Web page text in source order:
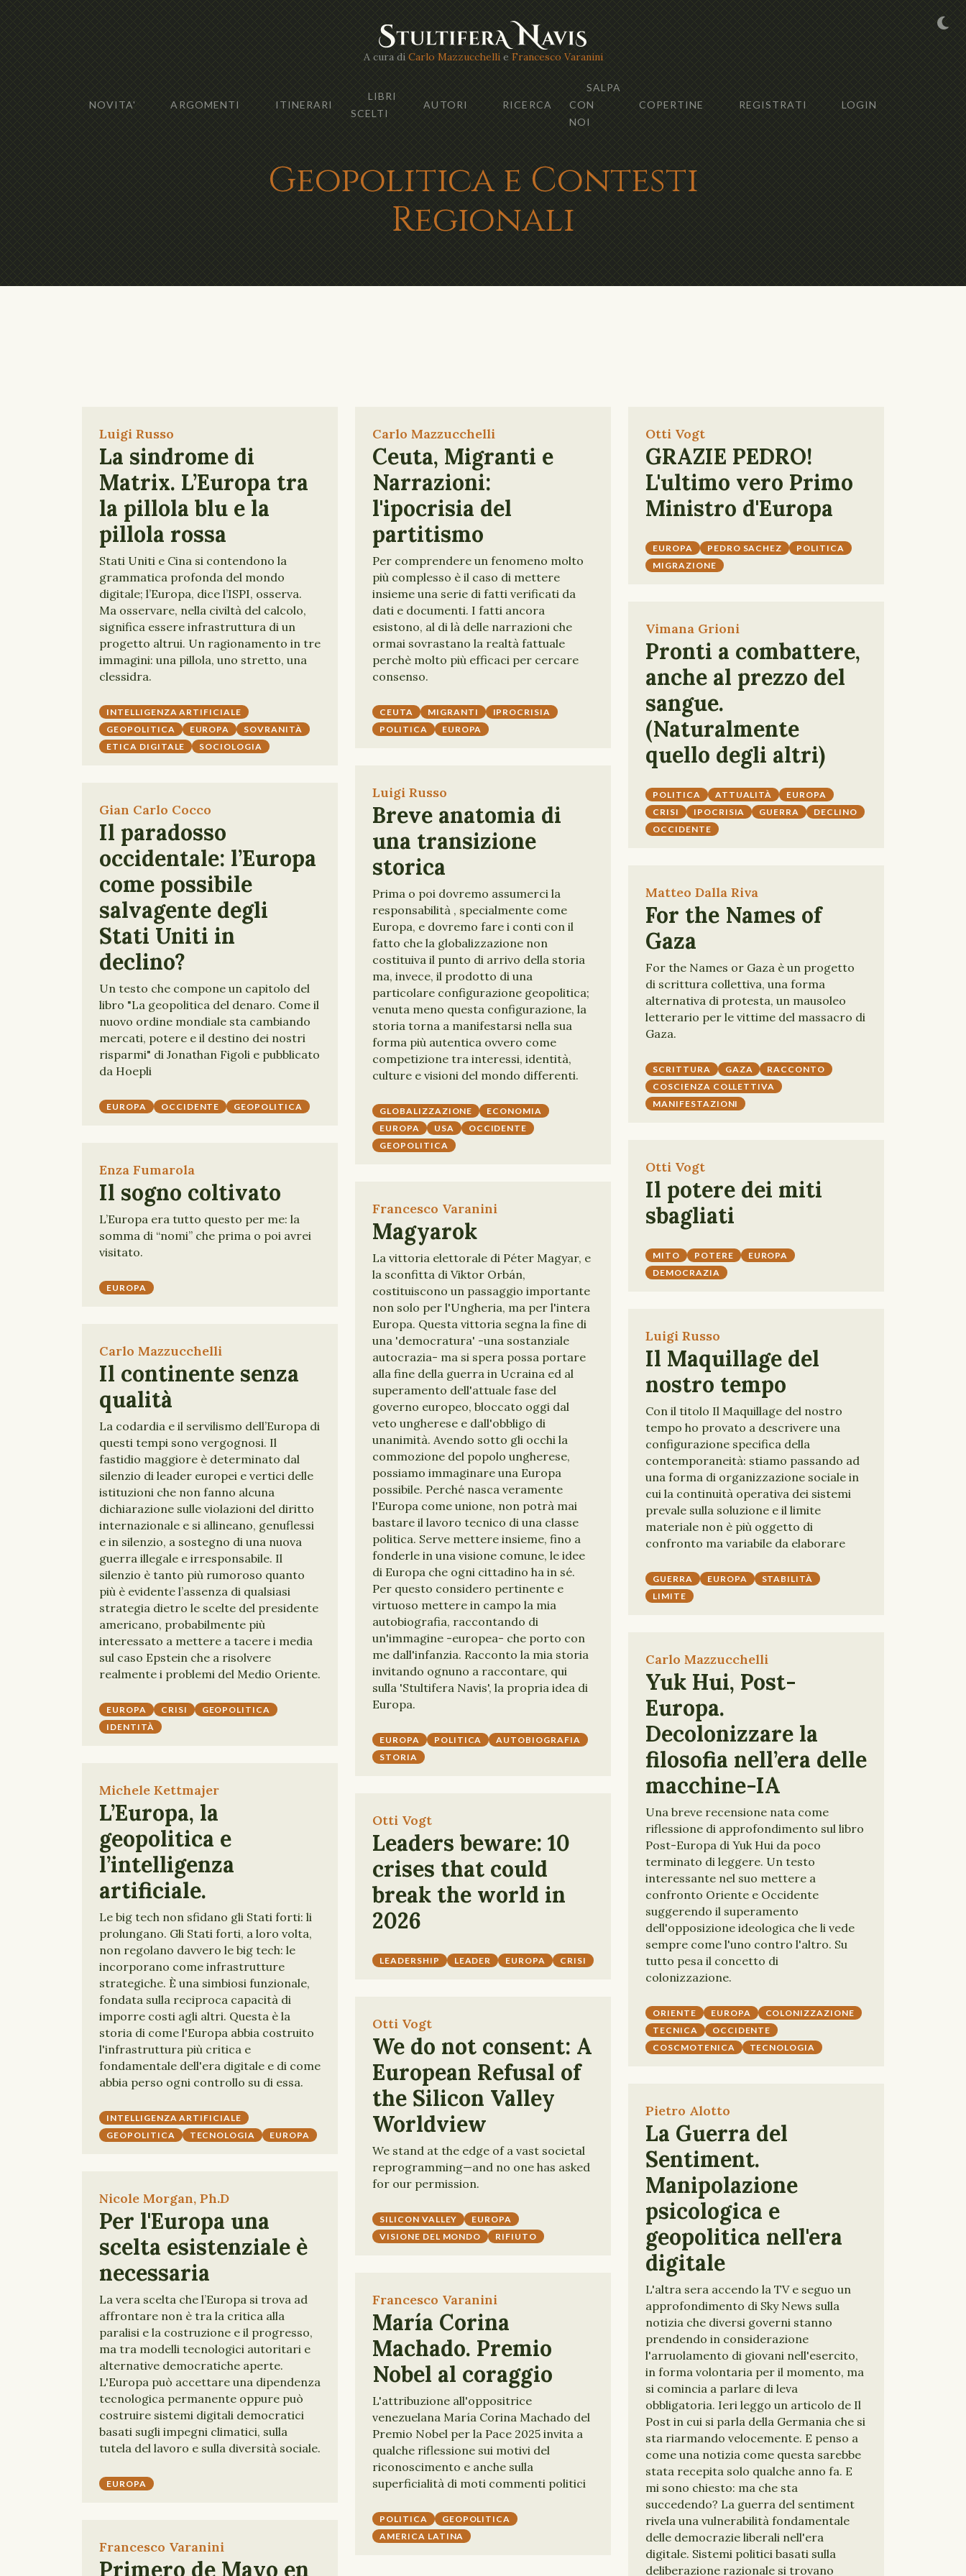
A cura di Carlo Mazzucchellie Francesco Varanini
NOVITA' ARGOMENTI ITINERARI
LIBRI
SCELTI
AUTORI RICERCA
SALPA
CON
NOI
COPERTINE REGISTRATI LOGIN
Geopolitica e Contesti
Regionali
Luigi Russo
La sindrome di
Matrix. L’Europa tra
la pillola blu e la
pillola rossa
Stati Uniti e Cina si contendono la
grammatica profonda del mondo
digitale; l’Europa, dice l’ISPI, osserva.
Ma osservare, nella civiltà del calcolo,
significa essere infrastruttura di un
progetto altrui. Un ragionamento in tre
immagini: una pillola, uno stretto, una
clessidra.
INTELLIGENZA ARTIFICIALE
GEOPOLITICA
EUROPA
SOVRANITÀ
ETICA DIGITALE
SOCIOLOGIA
Carlo Mazzucchelli
Ceuta, Migranti e
Narrazioni:
l'ipocrisia del
partitismo
Per comprendere un fenomeno molto
più complesso è il caso di mettere
insieme una serie di fatti verificati da
dati e documenti. I fatti ancora
esistono, al di là delle narrazioni che
ormai sovrastano la realtà fattuale
perchè molto più efficaci per cercare
consenso.
CEUTA MIGRANTI
IPROCRISIA
POLITICA
EUROPA
Otti Vogt
GRAZIE PEDRO!
L'ultimo vero Primo
Ministro d'Europa
EUROPA PEDRO SACHEZ
POLITICA
MIGRAZIONE
Vimana Grioni
Pronti a combattere,
anche al prezzo del
sangue.
(Naturalmente
quello degli altri)
POLITICA ATTUALITÀ
EUROPA
CRISI
IPOCRISIA GUERRA
DECLINO
OCCIDENTE
Luigi Russo
Breve anatomia di
una transizione
storica
Prima o poi dovremo assumerci la
responsabilità , specialmente come
Europa, e dovremo fare i conti con il
fatto che la globalizzazione non
costituiva il punto di arrivo della storia
ma, invece, il prodotto di una
particolare configurazione geopolitica;
venuta meno questa configurazione, la
storia torna a manifestarsi nella sua
forma più autentica ovvero come
competizione tra interessi, identità,
culture e visioni del mondo differenti.
GLOBALIZZAZIONE
ECONOMIA
EUROPA
USA
OCCIDENTE
GEOPOLITICA
Gian Carlo Cocco
Il paradosso
occidentale: l’Europa
come possibile
salvagente degli
Stati Uniti in
declino?
Un testo che compone un capitolo del
libro "La geopolitica del denaro. Come il
nuovo ordine mondiale sta cambiando
mercati, potere e il destino dei nostri
risparmi" di Jonathan Figoli e pubblicato
da Hoepli
EUROPA OCCIDENTE GEOPOLITICA
Matteo Dalla Riva
For the Names of
Gaza
For the Names or Gaza è un progetto
di scrittura collettiva, una forma
alternativa di protesta, un mausoleo
letterario per le vittime del massacro di
Gaza.
SCRITTURA GAZA
RACCONTO
COSCIENZA COLLETTIVA
MANIFESTAZIONI
Otti Vogt
Il potere dei miti
sbagliati
MITO POTERE
EUROPA
DEMOCRAZIA
Enza Fumarola
Il sogno coltivato
L’Europa era tutto questo per me: la
somma di “nomi” che prima o poi avrei
visitato.
EUROPA
Francesco Varanini
Magyarok
La vittoria elettorale di Péter Magyar, e
la sconfitta di Viktor Orbán,
costituiscono un passaggio importante
non solo per l'Ungheria, ma per l'intera
Europa. Questa vittoria segna la fine di
una 'democratura' -una sostanziale
autocrazia- ma si spera possa portare
alla fine della guerra in Ucraina ed al
superamento dell'attuale fase del
governo europeo, bloccato oggi dal
veto ungherese e dall'obbligo di
unanimità. Avendo sotto gli occhi la
commozione del popolo ungherese,
possiamo immaginare una Europa
possibile. Perché nasca veramente
l'Europa come unione, non potrà mai
bastare il lavoro tecnico di una classe
politica. Serve mettere insieme, fino a
fonderle in una visione comune, le idee
di Europa che ogni cittadino ha in sé.
Per questo considero pertinente e
virtuoso mettere in campo la mia
autobiografia, raccontando di
un'immagine -europea- che porto con
me dall'infanzia. Racconto la mia storia
invitando ognuno a raccontare, qui
sulla 'Stultifera Navis', la propria idea di
Europa.
EUROPA POLITICA
AUTOBIOGRAFIA
STORIA
Luigi Russo
Il Maquillage del
nostro tempo
Con il titolo Il Maquillage del nostro
tempo ho provato a descrivere una
configurazione specifica della
contemporaneità: stiamo passando ad
una forma di organizzazione sociale in
cui la continuità operativa dei sistemi
prevale sulla soluzione e il limite
materiale non è più oggetto di
confronto ma variabile da elaborare
GUERRA EUROPA
STABILITÀ
LIMITE
Carlo Mazzucchelli
Il continente senza
qualità
La codardia e il servilismo dell’Europa di
questi tempi sono vergognosi. Il
fastidio maggiore è determinato dal
silenzio di leader europei e vertici delle
istituzioni che non fanno alcuna
dichiarazione sulle violazioni del diritto
internazionale e si allineano, genuflessi
e in silenzio, a sostegno di una nuova
guerra illegale e irresponsabile. Il
silenzio è tanto più rumoroso quanto
più è evidente l’assenza di qualsiasi
strategia dietro le scelte del presidente
americano, probabilmente più
interessato a mettere a tacere i media
sul caso Epstein che a risolvere
realmente i problemi del Medio Oriente.
EUROPA CRISI
GEOPOLITICA
IDENTITÀ
Carlo Mazzucchelli
Yuk Hui, Post-
Europa.
Decolonizzare la
filosofia nell’era delle
macchine-IA
Una breve recensione nata come
riflessione di approfondimento sul libro
Post-Europa di Yuk Hui da poco
terminato di leggere. Un testo
interessante nel suo mettere a
confronto Oriente e Occidente
suggerendo il superamento
dell'opposizione ideologica che li vede
sempre come l'uno contro l'altro. Su
tutto pesa il concetto di
colonizzazione.
ORIENTE EUROPA
COLONIZZAZIONE
TECNICA
OCCIDENTE
COSCMOTENICA
TECNOLOGIA
Michele Kettmajer
L’Europa, la
geopolitica e
l’intelligenza
artificiale.
Le big tech non sfidano gli Stati forti: li
prolungano. Gli Stati forti, a loro volta,
non regolano davvero le big tech: le
incorporano come infrastrutture
strategiche. È una simbiosi funzionale,
fondata sulla reciproca capacità di
imporre costi agli altri. Questa è la
storia di come l'Europa abbia costruito
l'infrastruttura più critica e
fondamentale dell'era digitale e di come
abbia perso ogni controllo su di essa.
INTELLIGENZA ARTIFICIALE
GEOPOLITICA
TECNOLOGIA EUROPA
Otti Vogt
Leaders beware: 10
crises that could
break the world in
2026
LEADERSHIP LEADER EUROPA CRISI
Otti Vogt
We do not consent: A
European Refusal of
the Silicon Valley
Worldview
We stand at the edge of a vast societal
reprogramming—and no one has asked
for our permission.
SILICON VALLEY
EUROPA
VISIONE DEL MONDO
RIFIUTO
Pietro Alotto
La Guerra del
Sentiment.
Manipolazione
psicologica e
geopolitica nell'era
digitale
L'altra sera accendo la TV e seguo un
approfondimento di Sky News sulla
notizia che diversi governi stanno
prendendo in considerazione
l'arruolamento di giovani nell'esercito,
in forma volontaria per il momento, ma
si comincia a parlare di leva
obbligatoria. Ieri leggo un articolo de Il
Post in cui si parla della Germania che si
sta riarmando velocemente. E penso a
come una notizia come questa sarebbe
stata recepita solo qualche anno fa. E
mi sono chiesto: ma che sta
succedendo? La guerra del sentiment
rivela una vulnerabilità fondamentale
delle democrazie liberali nell'era
digitale. Sistemi politici basati sulla
deliberazione razionale si trovano
Nicole Morgan, Ph.D
Per l'Europa una
scelta esistenziale è
necessaria
La vera scelta che l’Europa si trova ad
affrontare non è tra la critica alla
paralisi e la costruzione e il progresso,
ma tra modelli tecnologici autoritari e
alternative democratiche aperte.
L'Europa può accettare una dipendenza
tecnologica permanente oppure può
costruire sistemi digitali democratici
basati sugli impegni climatici, sulla
tutela del lavoro e sulla diversità sociale.
EUROPA
Francesco Varanini
María Corina
Machado. Premio
Nobel al coraggio
L'attribuzione all'oppositrice
venezuelana María Corina Machado del
Premio Nobel per la Pace 2025 invita a
qualche riflessione sui motivi del
riconoscimento e anche sulla
superficialità di moti commenti politici
POLITICA
GEOPOLITICA
AMERICA LATINA
Francesco Varanini
Primero de Mayo en